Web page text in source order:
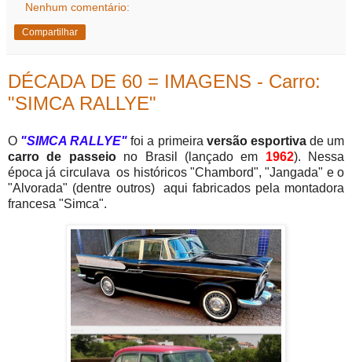
Nenhum comentário:
Compartilhar
DÉCADA DE 60 = IMAGENS - Carro:
"SIMCA RALLYE"
O "SIMCA RALLYE" foi a primeira versão esportivade um
carro de passeio no Brasil (lançado em 1962). Nessa
época já circulava os históricos "Chambord", "Jangada" e o
"Alvorada" (dentre outros) aqui fabricados pela montadora
francesa "Simca".